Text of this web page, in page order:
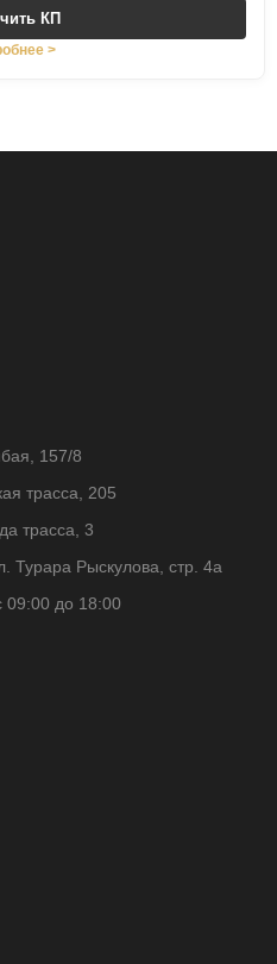
КП
>
157/8
трасса, 205
трасса, 3
Турара Рыскулова, стр. 4а
09:00 до 18:00